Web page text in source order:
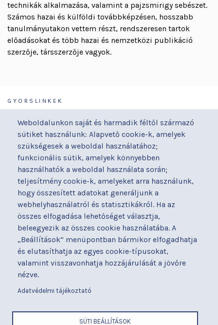
Weboldalunkon saját és harmadik féltől származó
sütiket használunk: Alapvető cookie-k, amelyek
szükségesek a weboldal használatához;
funkcionális sütik, amelyek könnyebben
használhatók a weboldal használata során;
teljesítmény cookie-k, amelyeket arra használunk,
hogy összesített adatokat generáljunk a
webhelyhasználatról és statisztikákról. Ha az
összes elfogadása lehetőséget választja,
beleegyezik az összes cookie használatába. A
„Beállítások” menüpontban bármikor elfogadhatja
és elutasíthatja az egyes cookie-típusokat,
valamint visszavonhatja hozzájárulását a jövőre
nézve.
Adatvédelmi tájékoztató
SÜTI BEÁLLÍTÁSOK
technikák alkalmazása, valamint a pajzsmirigy sebészet.
Számos hazai és külföldi továbbképzésen, hosszabb
tanulmányutakon vettem részt, rendszeresen tartok
előadásokat és több hazai és nemzetközi publikáció
szerzője, társszerzője vagyok.
a Semmelweis Egyetem Általános Orvostudományi Kar Gyakorló
GYORSLINKEK
Orvosaink
Osztályaink
Kapcsolat
Akadálymentesítési
nyilatkozat
Alapítványaink
Betegjogi képviselő
Címek és telefonszámok
Diagnosztika
Események
Gyermekmegőrző
Házirend
Hírek
Parkolás
Térítéses ellátás
Videógaléria
Visszajelzések
Várólista
Közérdekű adatok